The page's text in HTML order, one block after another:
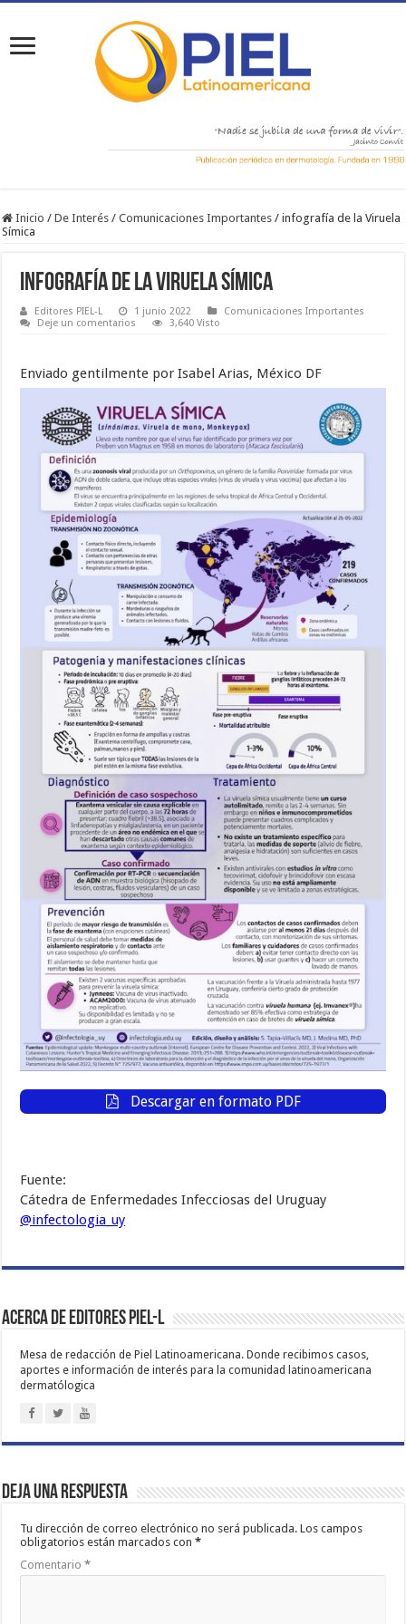
Inicio / De Interés / Comunicaciones Importantes / infografía de la Viruela
Símica
infografía de la Viruela Símica
Editores PIEL-L 1 junio 2022
Comunicaciones Importantes
Deje un comentarios
3,640 Visto
Enviado gentilmente por Isabel Arias, México DF
Descargar en formato PDF
Fuente:
Cátedra de Enfermedades Infecciosas del Uruguay
@infectologia_uy
Acerca de Editores PIEL-L
Mesa de redacción de Piel Latinoamericana. Donde recibimos casos,
aportes e información de interés para la comunidad latinoamericana
dermatólogica
Deja una respuesta
Tu dirección de correo electrónico no será publicada. Los campos
obligatorios están marcados con*
Comentario*